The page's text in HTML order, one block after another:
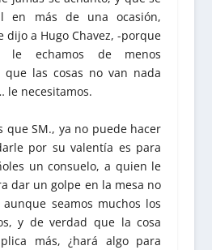
en más de una ocasión,
dijo a Hugo Chavez, -porque
echamos de menos
que las cosas no van nada
le necesitamos.
que SM., ya no puede hacer
por su valentía es para
un consuelo, a quien le
dar un golpe en la mesa no
seamos muchos los
y de verdad que la cosa
más, ¿hará algo para